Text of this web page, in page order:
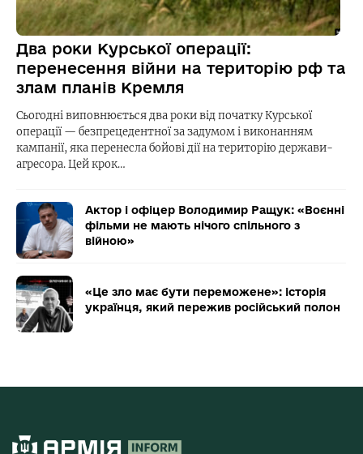
Два роки Курської операції:
перенесення війни на територію рф та
злам планів Кремля
Сьогодні виповнюється два роки від початку Курської
операції — безпрецедентної за задумом і виконанням
кампанії, яка перенесла бойові дії на територію держави-
агресора. Цей крок…
Актор і офіцер Володимир Ращук: «Воєнні
фільми не мають нічого спільного з
війною»
«Це зло має бути переможене»: історія
українця, який пережив російський полон